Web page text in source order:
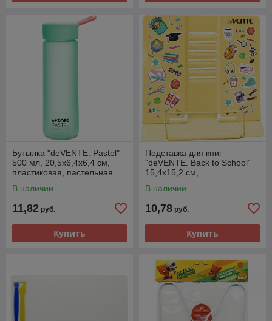
Бутылка "deVENTE. Pastel"
500 мл, 20,5x6,4x6,4 см,
пластиковая, пастельная
В наличии
11,82 руб.
Купить
Подставка для книг
"deVENTE. Back to School"
15,4x15,2 см,
противоскользящими
В наличии
10,78 руб.
Купить